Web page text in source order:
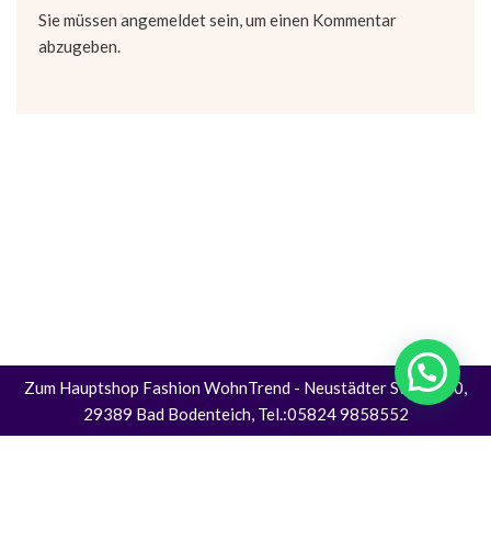
Sie müssen angemeldetsein, um einen Kommentar
abzugeben.
Zum Hauptshop Fashion WohnTrend - Neustädter Straße 30,
29389 Bad Bodenteich, Tel.:05824 9858552